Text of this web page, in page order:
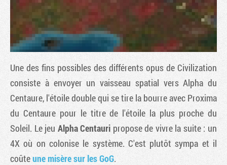
Une des fins possibles des différents opus de Civilization
consiste à envoyer un vaisseau spatial vers Alpha du
Centaure, l'étoile double qui se tire la bourre avec Proxima
du Centaure pour le titre de l'étoile la plus proche du
Soleil. Le jeu Alpha Centauri propose de vivre la suite : un
4X où on colonise le système. C'est plutôt sympa et il
coûteune misère sur les GoG.